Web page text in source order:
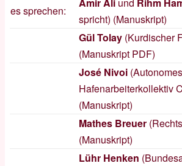
es sprechen:
spricht) (Manuskript)
Gül Tolay (Kurdischer
(Manuskript PDF)
José Nivoi (Autonomes
Hafenarbeiterkollektiv
(Manuskript)
Mathes Breuer
(Manuskript)
Lühr Henken